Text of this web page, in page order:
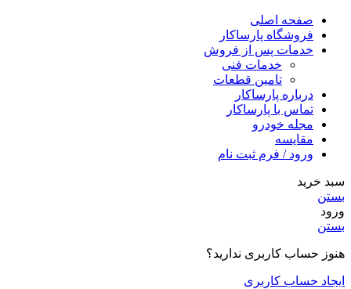
صفحه اصلی
فروشگاه پارساکار
خدمات پس از فروش
خدمات فنی
تامین قطعات
درباره پارساکار
تماس با پارساکار
مجله خودرو
مقایسه
ورود / فرم ثبت نام
سبد خرید
بستن
ورود
بستن
هنوز حساب کاربری ندارید؟
ایجاد حساب کاربری